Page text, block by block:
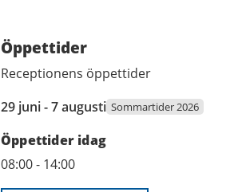
Öppettider
Receptionens öppettider
29
2026
till
29 juni - 7 augusti Sommartider 2026
Öppettider idag
08:00- 14:00